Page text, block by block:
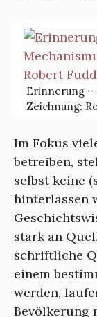
Erinnerung –
Zeichnung:
Im Fokus
betreiben,
selbst keine
hinterlassen
stark an
schriftliche
einem
werden,
Bevölkerung